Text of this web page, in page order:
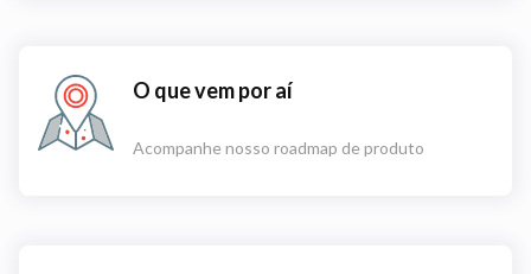
O que vem por aí
Acompanhe nosso roadmap de produto